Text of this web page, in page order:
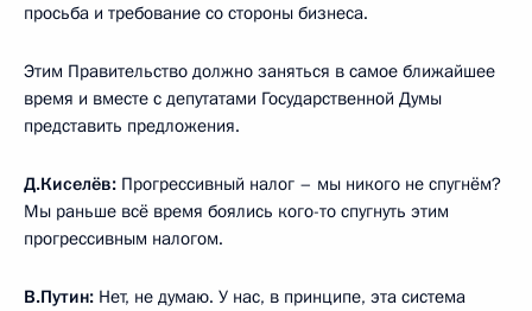
просьба и требование со стороны бизнеса.
Этим Правительство должно заняться в самое ближайшее
время и вместе с депутатами Государственной Думы
представить предложения.
Д.Киселёв: Прогрессивный налог – мы никого не спугнём?
Мы раньше всё время боялись кого-то спугнуть этим
прогрессивным налогом.
В.Путин: Нет, не думаю. У нас, в принципе, эта система